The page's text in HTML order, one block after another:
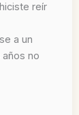
reír
a un
no